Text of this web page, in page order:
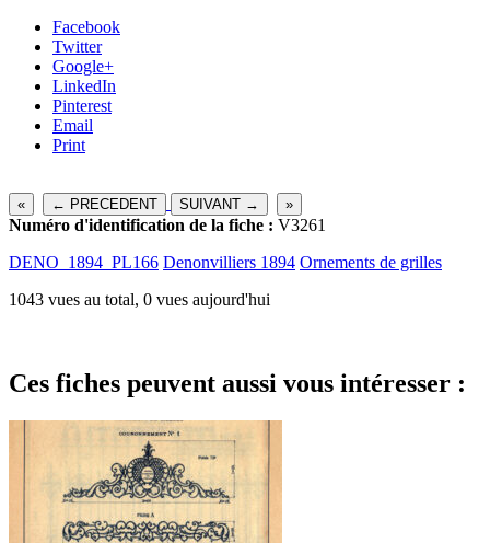
Facebook
Twitter
Google+
LinkedIn
Pinterest
Email
Print
« ← PRECEDENT SUIVANT → »
Numéro d'identification de la fiche : V3261
DENO_1894_PL166 Denonvilliers 1894 Ornements de grilles
1043 vues au total, 0 vues aujourd'hui
Ces fiches peuvent aussi vous intéresser :